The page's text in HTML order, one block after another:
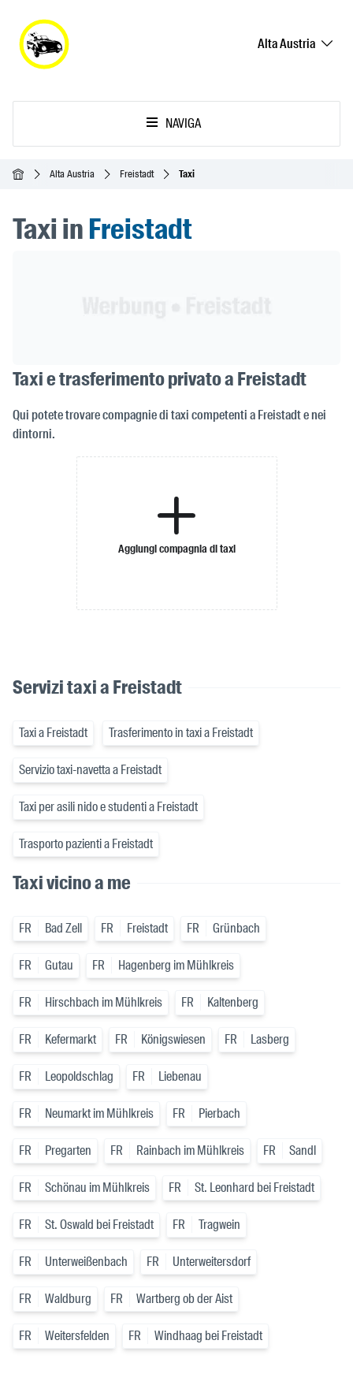
Alta Austria
NAVIGA
Home Alta Austria Freistadt Taxi
Taxi inFreistadt
Taxi e trasferimento privato a Freistadt
Qui potete trovare compagnie di taxi competenti a Freistadt e nei
dintorni.
Aggiungi compagnia di taxi
Servizi taxi a Freistadt
Taxi a Freistadt Trasferimento in taxi a Freistadt
Servizio taxi-navetta a Freistadt
Taxi per asili nido e studenti a Freistadt
Trasporto pazienti a Freistadt
Taxi vicino a me
FR Bad Zell FR Freistadt FR Grünbach
FR Gutau FR Hagenberg im Mühlkreis
FR Hirschbach im Mühlkreis FR Kaltenberg
FR Kefermarkt FR Königswiesen FR Lasberg
FR Leopoldschlag FR Liebenau
FR Neumarkt im Mühlkreis FR Pierbach
FR Pregarten FR Rainbach im Mühlkreis FR Sandl
FR Schönau im Mühlkreis FR St. Leonhard bei Freistadt
FR St. Oswald bei Freistadt FR Tragwein
FR Unterweißenbach FR Unterweitersdorf
FR Waldburg FR Wartberg ob der Aist
FR Weitersfelden FR Windhaag bei Freistadt